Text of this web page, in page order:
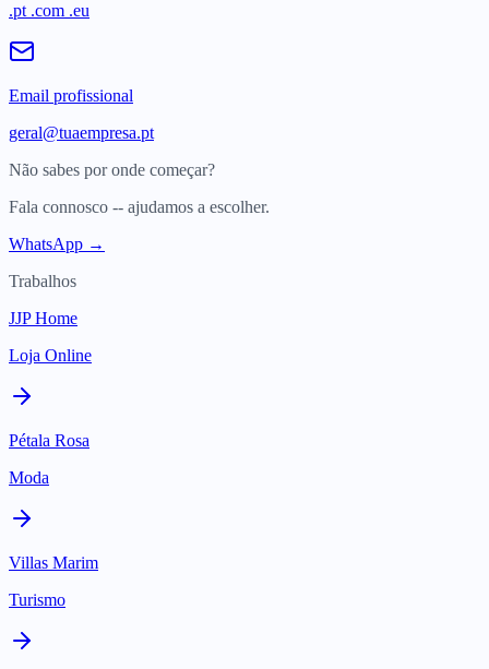
.pt .com .eu
Email profissional
geral@tuaempresa.pt
Não sabes por onde começar?
Fala connosco -- ajudamos a escolher.
WhatsApp →
Trabalhos
JJP Home
Loja Online
Pétala Rosa
Moda
Villas Marim
Turismo